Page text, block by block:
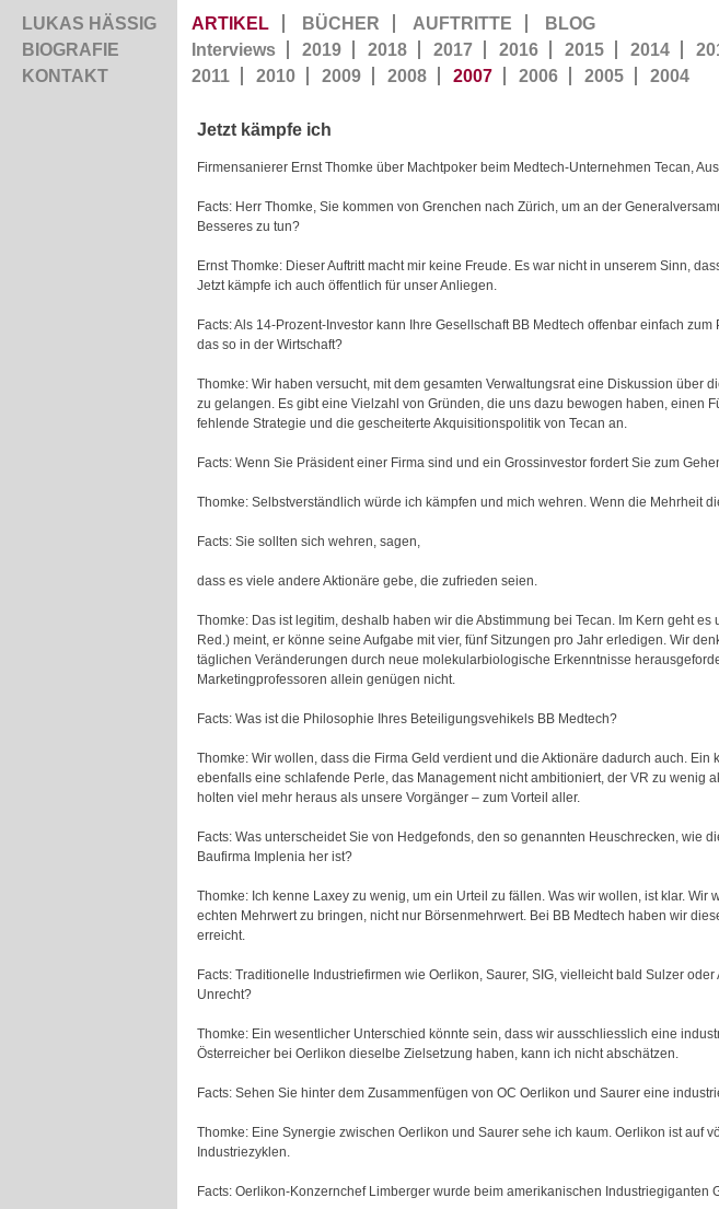
LUKAS HÄSSIG
BIOGRAFIE
KONTAKT
ARTIKEL BÜCHER AUFTRITTE
BLOG
Interviews
2019 2018 2017 2016 2015 2014
2011
2010 2009 2008 2007 2006 2005 2004
Jetzt kämpfe ich
Firmensanierer Ernst Thomke über Machtpoker beim Medtech-Unternehmen Tecan,
Facts: Herr Thomke, Sie kommen von Grenchen nach Zürich, um an der
Besseres zu tun?
Ernst Thomke: Dieser Auftritt macht mir keine Freude. Es war nicht in unserem Sinn,
Jetzt kämpfe ich auch öffentlich für unser Anliegen.
Facts: Als 14-Prozent-Investor kann Ihre Gesellschaft BB Medtech offenbar einfach
das so in der Wirtschaft?
Thomke: Wir haben versucht, mit dem gesamten Verwaltungsrat eine Diskussion über
zu gelangen. Es gibt eine Vielzahl von Gründen, die uns dazu bewogen haben, einen
fehlende Strategie und die gescheiterte Akquisitionspolitik von Tecan an.
Facts: Wenn Sie Präsident einer Firma sind und ein Grossinvestor fordert Sie zum
Thomke: Selbstverständlich würde ich kämpfen und mich wehren. Wenn die Mehrheit
Facts: Sie sollten sich wehren, sagen,
dass es viele andere Aktionäre gebe, die zufrieden seien.
Thomke: Das ist legitim, deshalb haben wir die Abstimmung bei Tecan. Im Kern geht
Red.) meint, er könne seine Aufgabe mit vier, fünf Sitzungen pro Jahr erledigen. Wir
täglichen Veränderungen durch neue molekularbiologische Erkenntnisse
Marketingprofessoren allein genügen nicht.
Facts: Was ist die Philosophie Ihres Beteiligungsvehikels BB Medtech?
Thomke: Wir wollen, dass die Firma Geld verdient und die Aktionäre dadurch auch.
ebenfalls eine schlafende Perle, das Management nicht ambitioniert, der VR zu wenig
holten viel mehr heraus als unsere Vorgänger – zum Vorteil aller.
Facts: Was unterscheidet Sie von Hedgefonds, den so genannten Heuschrecken, wie
Baufirma Implenia her ist?
Thomke: Ich kenne Laxey zu wenig, um ein Urteil zu fällen. Was wir wollen, ist klar.
echten Mehrwert zu bringen, nicht nur Börsenmehrwert. Bei BB Medtech haben wir
erreicht.
Facts: Traditionelle Industriefirmen wie Oerlikon, Saurer, SIG, vielleicht bald Sulzer
Unrecht?
Thomke: Ein wesentlicher Unterschied könnte sein, dass wir ausschliesslich eine
Österreicher bei Oerlikon dieselbe Zielsetzung haben, kann ich nicht abschätzen.
Facts: Sehen Sie hinter dem Zusammenfügen von OC Oerlikon und Saurer eine
Thomke: Eine Synergie zwischen Oerlikon und Saurer sehe ich kaum. Oerlikon ist auf
Industriezyklen.
Facts: Oerlikon-Konzernchef Limberger wurde beim amerikanischen